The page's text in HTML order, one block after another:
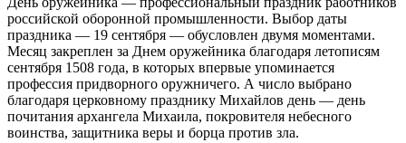
российской оборонной промышленности. Выбор даты
праздника — 19 сентября — обусловлен двумя моментами.
Месяц закреплен за Днем оружейника благодаря летописям
сентября 1508 года, в которых впервые упоминается
профессия придворного оружничего. А число выбрано
благодаря церковному празднику Михайлов день — день
почитания архангела Михаила, покровителя небесного
воинства, защитника веры и борца против зла.